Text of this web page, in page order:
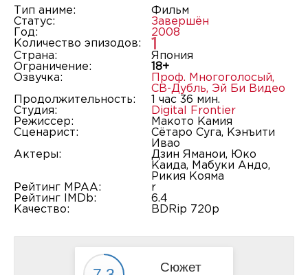
Тип аниме:
Фильм
Статус:
Завершён
Год:
2008
Количество эпизодов:
1
Страна:
Япония
Ограничение:
18+
Озвучка:
Проф. Многоголосый,
СВ-Дубль, Эй Би Видео
Продолжительность:
1 час 36 мин.
Студия:
Digital Frontier
Режиссер:
Макото Камия
Сценарист:
Сётаро Суга, Кэнъити
Ивао
Актеры:
Дзин Яманои, Юко
Каида, Мабуки Андо,
Рикия Кояма
Рейтинг MPAA:
r
Рейтинг IMDb:
6.4
Качество:
BDRip 720p
Сюжет